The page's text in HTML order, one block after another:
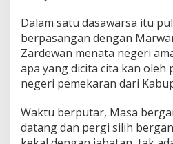
Dalam satu dasawarsa itu
berpasangan dengan
Zardewan menata negeri
apa yang dicita cita kan oleh
negeri pemekaran dari
Waktu berputar, Masa
datang dan pergi silih